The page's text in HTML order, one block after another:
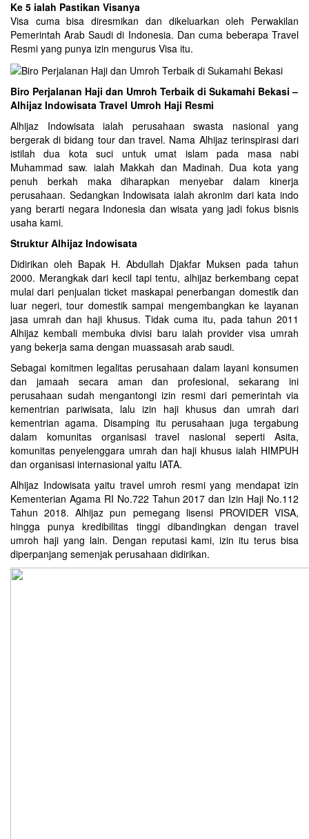
Ke 5 ialah Pastikan Visanya
Visa cuma bisa diresmikan dan dikeluarkan oleh Perwakilan
Pemerintah Arab Saudi di Indonesia. Dan cuma beberapa Travel
Resmi yang punya izin mengurus Visa itu.
Biro Perjalanan Haji dan Umroh Terbaik di Sukamahi Bekasi –
Alhijaz Indowisata Travel Umroh Haji Resmi
Alhijaz Indowisata ialah perusahaan swasta nasional yang
bergerak di bidang tour dan travel. Nama Alhijaz terinspirasi dari
istilah dua kota suci untuk umat islam pada masa nabi
Muhammad saw. ialah Makkah dan Madinah. Dua kota yang
penuh berkah maka diharapkan menyebar dalam kinerja
perusahaan. Sedangkan Indowisata ialah akronim dari kata indo
yang berarti negara Indonesia dan wisata yang jadi fokus bisnis
usaha kami.
Struktur Alhijaz Indowisata
Didirikan oleh Bapak H. Abdullah Djakfar Muksen pada tahun
2000. Merangkak dari kecil tapi tentu, alhijaz berkembang cepat
mulai dari penjualan ticket maskapai penerbangan domestik dan
luar negeri, tour domestik sampai mengembangkan ke layanan
jasa umrah dan haji khusus. Tidak cuma itu, pada tahun 2011
Alhijaz kembali membuka divisi baru ialah provider visa umrah
yang bekerja sama dengan muassasah arab saudi.
Sebagai komitmen legalitas perusahaan dalam layani konsumen
dan jamaah secara aman dan profesional, sekarang ini
perusahaan sudah mengantongi izin resmi dari pemerintah via
kementrian pariwisata, lalu izin haji khusus dan umrah dari
kementrian agama. Disamping itu perusahaan juga tergabung
dalam komunitas organisasi travel nasional seperti Asita,
komunitas penyelenggara umrah dan haji khusus ialah HIMPUH
dan organisasi internasional yaitu IATA.
Alhijaz Indowisatayaitu travel umroh resmi yang mendapat izin
Kementerian Agama RI No.722 Tahun 2017 dan Izin Haji No.112
Tahun 2018. Alhijaz pun pemegang lisensi PROVIDER VISA,
hingga punya kredibilitas tinggi dibandingkan dengan travel
umroh haji yang lain. Dengan reputasi kami, izin itu terus bisa
diperpanjang semenjak perusahaan didirikan.